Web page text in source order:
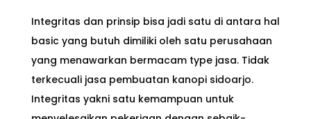
Integritas dan prinsip bisa jadi satu di antara hal
basic yang butuh dimiliki oleh satu perusahaan
yang menawarkan bermacam type jasa. Tidak
terkecuali jasa pembuatan kanopi sidoarjo.
Integritas yakni satu kemampuan untuk